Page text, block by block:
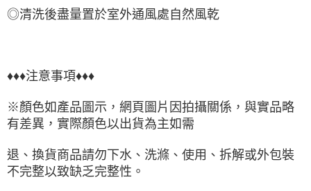
◎清洗後盡量置於室外通風處自然風乾
♦♦♦注意事項♦♦♦
※顏色如產品圖示，網頁圖片因拍攝關係，與實品略
有差異，實際顏色以出貨為主如需
退、換貨商品請勿下水、洗滌、使用、拆解或外包裝
不完整以致缺乏完整性。